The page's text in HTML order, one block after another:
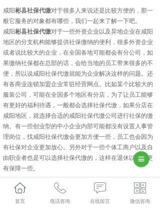
咸阳彬县社保代缴对于很多人来说还是比较方便的，那一
般它服务的对象都有哪些，我们一起来了解一下吧。
咸阳彬县社保代缴对于一些外资企业以及异地企业在咸阳
地区的分支机构能够提供社保缴纳的便利，很多外资企业
或者说比较大的企业，在全国各地可能都会有分公司，如
果缴纳社保都在总部的话，会给当地的员工带来很多的不
便，所以说咸阳社保代缴就能为企业解决这样的问题。还
有各商业连锁加盟企业常驻经营网点。比如某个比较大的
服装公司，可能在全国多个地区有分店，为了让员工能够
有更好的福利待遇，一般都会选择社保代缴，如果分店在
咸阳地区，就选择合适的咸阳社保代缴公司进行社保的缴
纳。有一些创业型的中小企业内部可能都没有设置人事管
理岗位，找咸阳社保代缴会更加方便一些，员工也会因为
有社保对企业更加放心。另外对于一些个体工商户以及自
由职业者也是可以选择社保代缴的，这样在退休以后会更
有保障一些。
彬县人力资源外包口碑怎么样？彬县劳务派遣哪里好？彬
县劳务外包找哪家？陕西金伯乐人力资源有限公司专业从
首页 电话咨询 在线留言 微信咨询